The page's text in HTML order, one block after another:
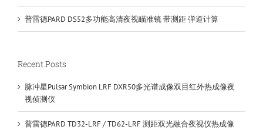
普雷德PARD DS52多功能高清夜视瞄准镜 带测距 弹道计算
Recent Posts
脉冲星Pulsar Symbion LRF DXR50多光谱成像双目红外热成像夜
视侦测仪
普雷德PARD TD32-LRF / TD62-LRF 测距双光融合夜视仪热成像